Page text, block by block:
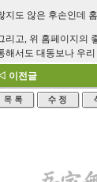
지도 않은 후손인데
리고, 위 홈페이지의
해서도 대동보나 우
이전글